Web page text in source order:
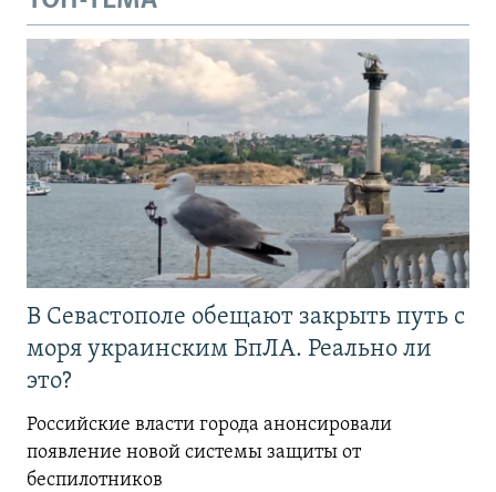
В Севастополе обещают закрыть путь с
моря украинским БпЛА. Реально ли
это?
Российские власти города анонсировали
появление новой системы защиты от
беспилотников